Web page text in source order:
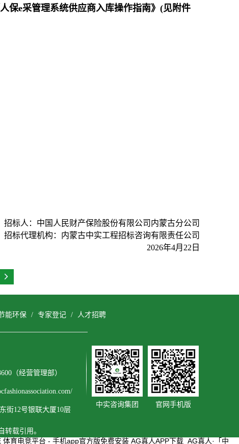
保e采管理系统供应商入库操作指南》(见附件
招标人：中国人民财产保险股份有限公司内蒙古分公司
招标代理机构：内蒙古中实工程招标咨询有限责任公司
2026年4月22日
能环保 / 专家登记 / 人才招聘
（经营管理部）
街12号银联大厦10层
中实咨询集团 官网手机版
载引用。
体育电竞平台 - 手机app官方版免费安装 AG真人APP下载_AG真人·「中